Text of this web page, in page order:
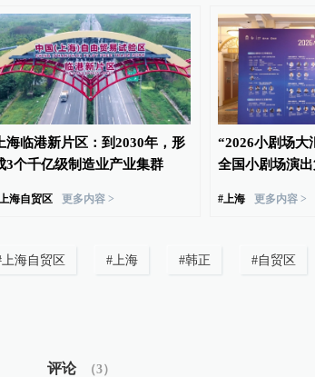
上海临港新片区：到2030年，形
3个千亿级制造业产业集群
海自贸区 更多内容 >
“2026小剧场大
全国小剧场演
#上海 更多内容 >
上海自贸区 #上海 #韩正 #自贸区
评论 （3）